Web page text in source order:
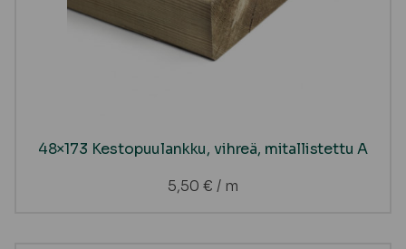
48×173 Kestopuulankku, vihreä, mitallistettu A
5,50 € / m